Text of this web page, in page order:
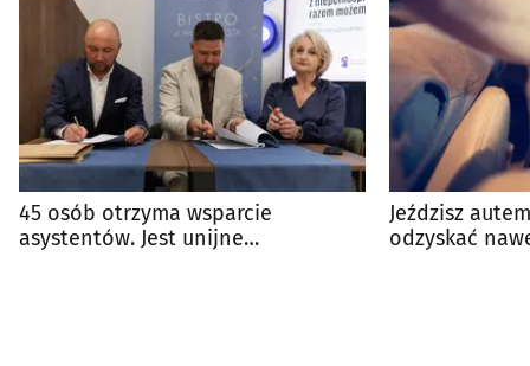
45 osób otrzyma wsparcie
asystentów. Jest unijne
Jeździsz
odzyskać